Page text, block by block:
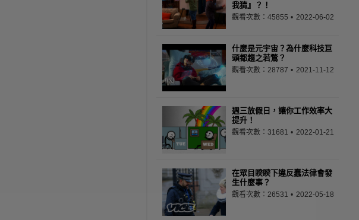
我猜』？！
觀看次數：45855 2022-06-02
什麼是元宇宙？為什麼科技巨
頭都趨之若鶩？
觀看次數：28787 2021-11-12
週三放假日，讓你工作效率大
提升！
觀看次數：31681 2022-01-21
在眾目睽睽下違反蠢法律會發
生什麼事？
觀看次數：26531 2022-05-18